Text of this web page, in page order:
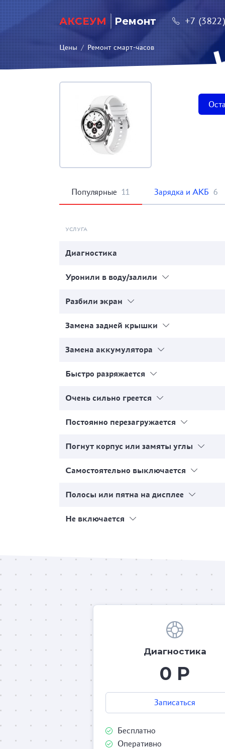
АКСЕУМ Ремонт +7
Цены / Ремонт смарт-часов
Популярные 11 Зарядка и АКБ 6
УСЛУГА
Диагностика
Уронили в воду/залили
Разбили экран
Замена задней крышки
Замена аккумулятора
Быстро разряжается
Очень сильно греется
Постоянно перезагружается
Погнут корпус или замяты углы
Самостоятельно выключается
Полосы или пятна на дисплее
Не включается
Диагностика
0 Р
Записаться
Бесплатно
Оперативно